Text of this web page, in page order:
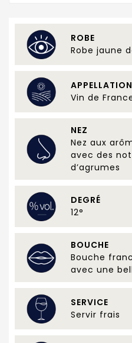
ROBE
Robe jaune
APPELLATION
Vin de
NEZ
Nez aux
avec des
d’agrumes
DEGRÉ
12°
BOUCHE
Bouche
avec une
SERVICE
Servir frais